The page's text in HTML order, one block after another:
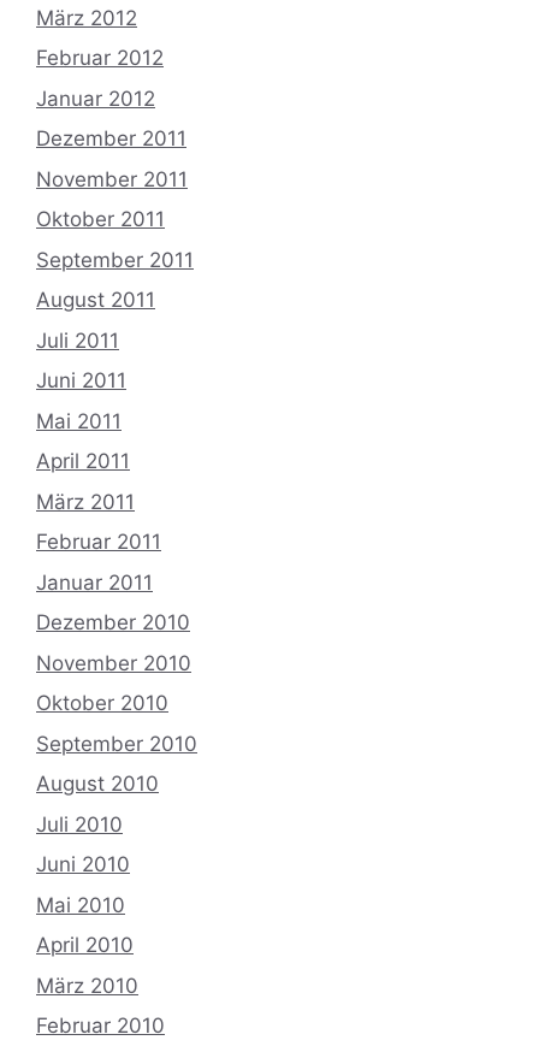
März 2012
Februar 2012
Januar 2012
Dezember 2011
November 2011
Oktober 2011
September 2011
August 2011
Juli 2011
Juni 2011
Mai 2011
April 2011
März 2011
Februar 2011
Januar 2011
Dezember 2010
November 2010
Oktober 2010
September 2010
August 2010
Juli 2010
Juni 2010
Mai 2010
April 2010
März 2010
Februar 2010